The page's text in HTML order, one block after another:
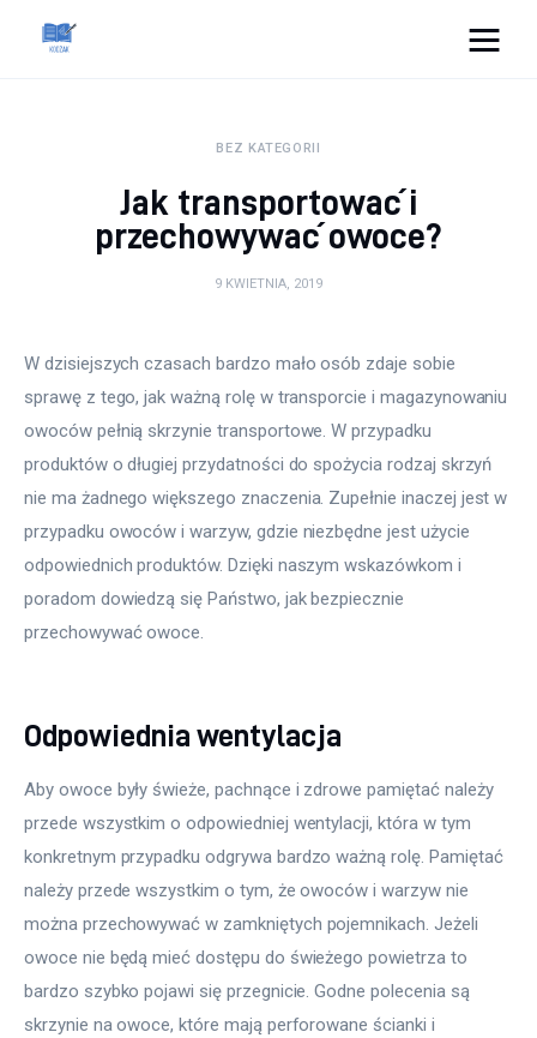
Zdrowie
Więcej
BEZ KATEGORII
Jak transportować i
przechowywać owoce?
9 KWIETNIA, 2019
W dzisiejszych czasach bardzo mało osób zdaje sobie
sprawę z tego, jak ważną rolę w transporcie i magazynowaniu
owoców pełnią skrzynie transportowe. W przypadku
produktów o długiej przydatności do spożycia rodzaj skrzyń
nie ma żadnego większego znaczenia. Zupełnie inaczej jest w
przypadku owoców i warzyw, gdzie niezbędne jest użycie
odpowiednich produktów. Dzięki naszym wskazówkom i
poradom dowiedzą się Państwo, jak bezpiecznie
przechowywać owoce.
Odpowiednia wentylacja
Aby owoce były świeże, pachnące i zdrowe pamiętać należy
przede wszystkim o odpowiedniej wentylacji, która w tym
konkretnym przypadku odgrywa bardzo ważną rolę. Pamiętać
należy przede wszystkim o tym, że owoców i warzyw nie
można przechowywać w zamkniętych pojemnikach. Jeżeli
owoce nie będą mieć dostępu do świeżego powietrza to
bardzo szybko pojawi się przegnicie. Godne polecenia są
skrzynie na owoce, które mają perforowane ścianki i